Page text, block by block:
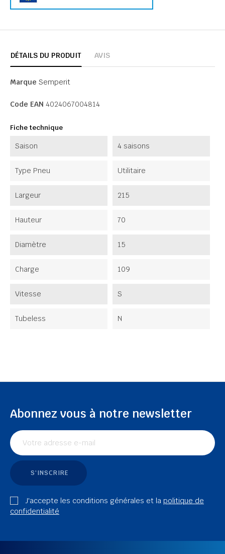
DÉTAILS DU PRODUIT AVIS
Marque Semperit
Code EAN 4024067004814
Fiche technique
Saison 4 saisons
Type Pneu Utilitaire
Largeur 215
Hauteur 70
Diamètre 15
Charge 109
Vitesse S
Tubeless N
Abonnez vous à notre newsletter
S'INSCRIRE
J'accepte les conditions générales et la politique de
confidentialité